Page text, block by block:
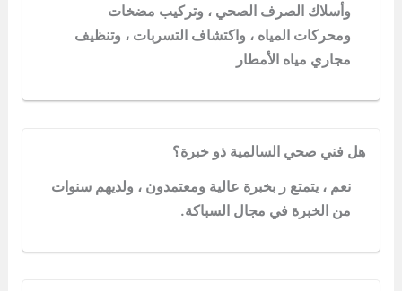
وأسلاك الصرف الصحي ، وتركيب مضخات
ومحركات المياه ، واكتشاف التسربات ، وتنظيف
مجاري مياه الأمطار
هل فني صحي السالمية ذو خبرة؟
نعم ، يتمتع ر بخبرة عالية ومعتمدون ، ولديهم سنوات
من الخبرة في مجال السباكة.